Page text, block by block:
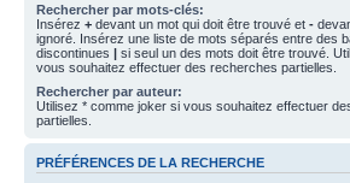
Rechercher par mots-clés:
Insérez + devant un mot qui doit être trouvé et -
ignoré. Insérez une liste de mots séparés entre des
discontinues | si seul un des mots doit être trouvé.
vous souhaitez effectuer des recherches partielles.
Rechercher par auteur:
Utilisez * comme joker si vous souhaitez effectuer
partielles.
PRÉFÉRENCES DE LA RECHERCHE